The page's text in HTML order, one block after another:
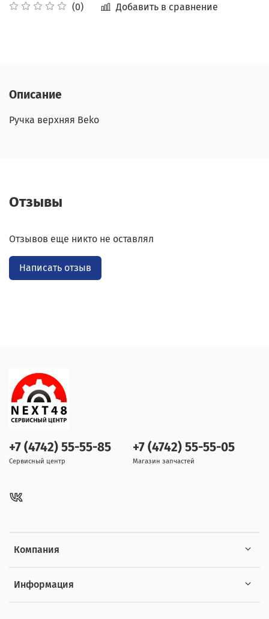
(0) Добавить в сравнение
Описание
Ручка верхняя Beko
Отзывы
Отзывов еще никто не оставлял
Написать отзыв
Компания
Информация
+7 (4742) 55-55-85
Сервисный центр
+7 (4742) 55-55-05
Магазин запчастей